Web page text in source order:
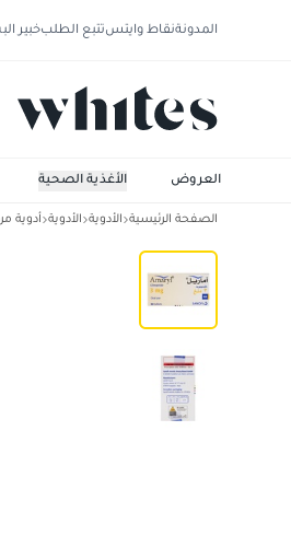
المدونةنقاط وايتستتبع الطلبخبير
الأغذية الصحية العروض
الصفحة الرئيسية الأدوية الأدوية أدوية